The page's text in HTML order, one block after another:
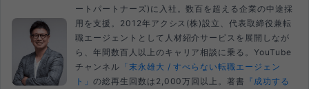
ートパートナーズ)に入社。数百を超える企業の中途採
用を支援。2012年アクシス(株)設立、代表取締役兼転
職エージェントとして人材紹介サービスを展開しなが
ら、年間数百人以上のキャリア相談に乗る。YouTube
チャンネル 「末永雄大 / すべらない転職エージェン
ト」 の総再生回数は2,000万回以上。著書 『成功する